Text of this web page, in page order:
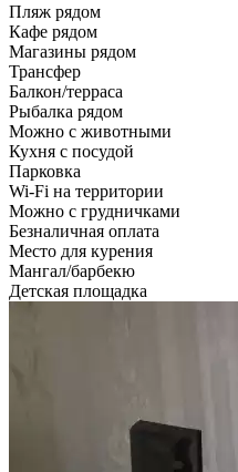
Пляж рядом
Кафе рядом
Магазины рядом
Трансфер
Балкон/терраса
Рыбалка рядом
Можно с животными
Кухня с посудой
Парковка
Wi-Fi на территории
Можно с грудничками
Безналичная оплата
Место для курения
Мангал/барбекю
Детская площадка